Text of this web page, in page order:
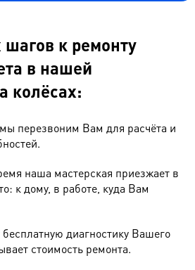
шагов к ремонту
в нашей
колёсах:
мы перезвоним Вам для расчёта и
наша мастерская приезжает в
к дому, в работе, куда Вам
диагностику Вашего
стоимость ремонта.